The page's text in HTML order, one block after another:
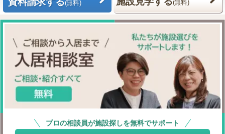
(無料) (無料)
プロの相談員が施設探しを無料でサポート